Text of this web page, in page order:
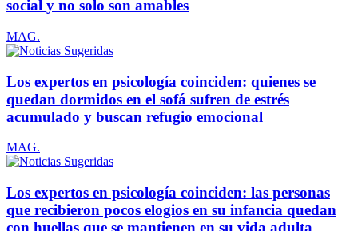
social y no solo son amables
MAG.
Los expertos en psicología coinciden: quienes se
quedan dormidos en el sofá sufren de estrés
acumulado y buscan refugio emocional
MAG.
Los expertos en psicología coinciden: las personas
que recibieron pocos elogios en su infancia quedan
con huellas que se mantienen en su vida adulta